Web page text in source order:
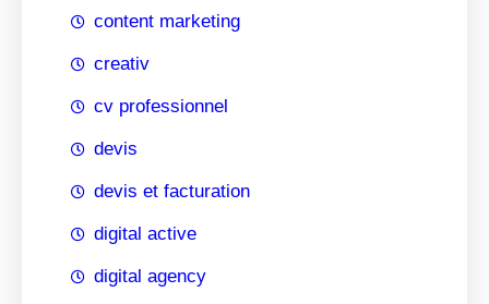
content marketing
creativ
cv professionnel
devis
devis et facturation
digital active
digital agency